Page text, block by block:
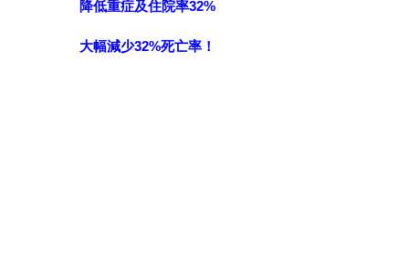
降低重症及住院率32%
大幅減少32%死亡率！